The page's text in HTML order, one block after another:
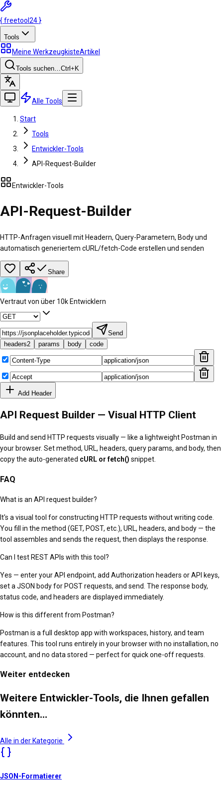
{freetool 24 }
Tools
Meine WerkzeugkisteArtikel
Tools suchen…Ctrl +K
Alle Tools
Start
Tools
Entwickler-Tools
API-Request-Builder
Entwickler-Tools
API-Request-Builder
HTTP-Anfragen visuell mit Headern, Query-Parametern, Body und
automatisch generiertem cURL/fetch-Code erstellen und senden
Share
Vertraut von über 10k Entwicklern
Send
headers2 params body code
Add Header
API Request Builder — Visual HTTP Client
Build and send HTTP requests visually — like a lightweight Postman in
your browser. Set method, URL, headers, query params, and body, then
copy the auto-generated cURL or fetch() snippet.
FAQ
What is an API request builder?
It's a visual tool for constructing HTTP requests without writing code.
You fill in the method (GET, POST, etc.), URL, headers, and body — the
tool assembles and sends the request, then displays the response.
Can I test REST APIs with this tool?
Yes — enter your API endpoint, add Authorization headers or API keys,
set a JSON body for POST requests, and send. The response body,
status code, and headers are displayed immediately.
How is this different from Postman?
Postman is a full desktop app with workspaces, history, and team
features. This tool runs entirely in your browser with no installation, no
account, and no data stored — perfect for quick one-off requests.
Weiter entdecken
Weitere Entwickler-Tools, die Ihnen gefallen
könnten…
Alle in der Kategorie
JSON-Formatierer